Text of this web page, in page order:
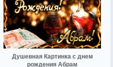
Душевная Картинка с днем
рождения Абрам